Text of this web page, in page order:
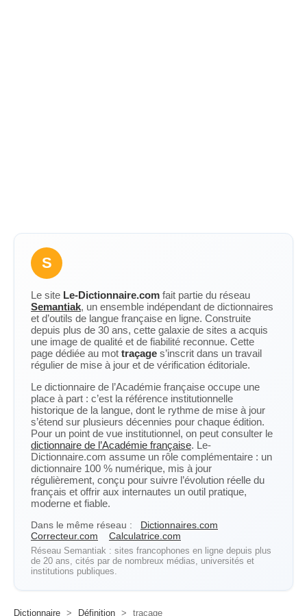
S
Le site Le-Dictionnaire.com fait partie du réseau
Semantiak, un ensemble indépendant de dictionnaires
et d’outils de langue française en ligne. Construite
depuis plus de 30 ans, cette galaxie de sites a acquis
une image de qualité et de fiabilité reconnue. Cette
page dédiée au mot traçage s’inscrit dans un travail
régulier de mise à jour et de vérification éditoriale.
Le dictionnaire de l’Académie française occupe une
place à part : c’est la référence institutionnelle
historique de la langue, dont le rythme de mise à jour
s’étend sur plusieurs décennies pour chaque édition.
Pour un point de vue institutionnel, on peut consulter le
dictionnaire de l’Académie française. Le-
Dictionnaire.com assume un rôle complémentaire : un
dictionnaire 100 % numérique, mis à jour
régulièrement, conçu pour suivre l’évolution réelle du
français et offrir aux internautes un outil pratique,
moderne et fiable.
Dans le même réseau :
Dictionnaires.com
Correcteur.com
Calculatrice.com
Réseau Semantiak : sites francophones en ligne depuis plus
de 20 ans, cités par de nombreux médias, universités et
institutions publiques.
Dictionnaire > Définition > traçage